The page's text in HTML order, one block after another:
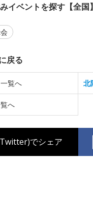
イベントを探す【全国】
戻る
覧へ 北
へ
でシェア